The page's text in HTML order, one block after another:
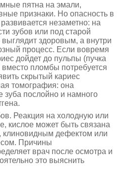
пятна на эмали,
признаки. Но опасность в
незаметно: на
зубов или под старой
здоровым, а внутри
процесс. Если вовремя
дойдет до пульпы (пучка
пломбы потребуется
скрытый кариес
томография: она
зуба послойно и намного
Реакция на холодную или
кислое может быть связана
клиновидным дефектом или
Причины
врач после осмотра и
это выяснить